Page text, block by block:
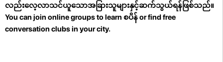
လည်းလေ့လာသင်ယူသောအခြားသူများနှင့်ဆက်သွယ်ရန်ဖြစ်သည်။
You can join online groups to learn စပိန် or find free
conversation clubs in your city.